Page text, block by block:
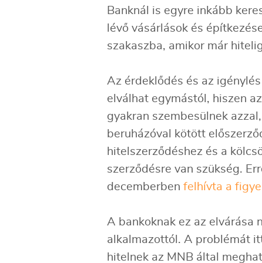
Banknál is egyre inkább
lévő vásárlások és
szakaszba, amikor már
Az érdeklődés és az
elválhat egymástól, hiszen
gyakran szembesülnek
beruházóval kötött
hitelszerződéshez és a
szerződésre van szükség.
decemberben felhívta a
A bankoknak ez az elvárása
alkalmazottól. A problémát
hitelnek az MNB által